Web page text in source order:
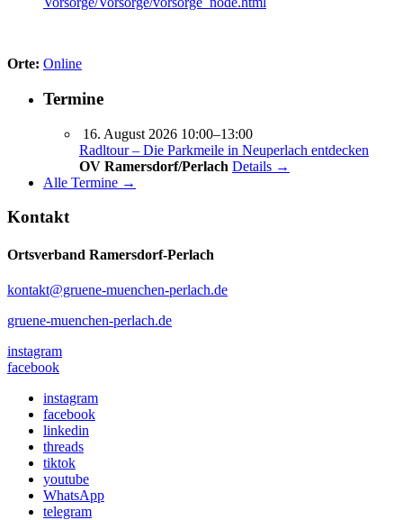
Orte: Online
Termine
16. August 2026 10:00–13:00
Radltour – Die Parkmeile in Neuperlach entdecken
OV Ramersdorf/Perlach Details →
Alle Termine →
Kontakt
Ortsverband Ramersdorf-Perlach
kontakt@gruene-muenchen-perlach.de
gruene-muenchen-perlach.de
instagram
facebook
instagram
facebook
linkedin
threads
tiktok
youtube
WhatsApp
telegram